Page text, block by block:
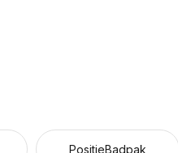
PositieBadpak